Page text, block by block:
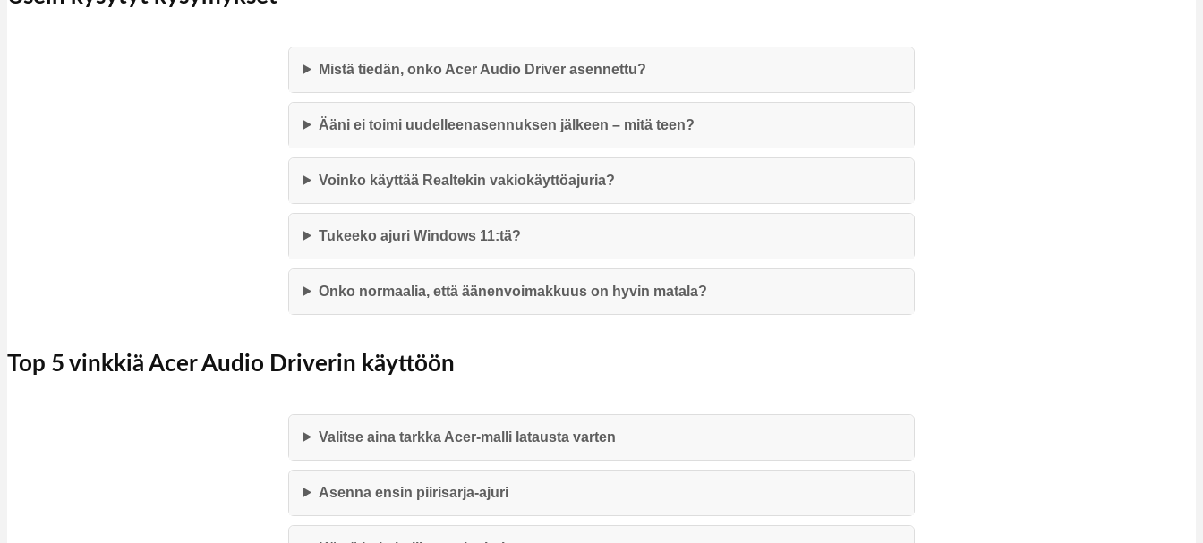
Mistä tiedän, onko Acer Audio Driver asennettu?
Ääni ei toimi uudelleenasennuksen jälkeen – mitä teen?
Voinko käyttää Realtekin vakiokäyttöajuria?
Tukeeko ajuri Windows 11:tä?
Onko normaalia, että äänenvoimakkuus on hyvin matala?
Top 5 vinkkiä Acer Audio Driverin käyttöön
Valitse aina tarkka Acer‑malli latausta varten
Asenna ensin piirisarja‑ajuri